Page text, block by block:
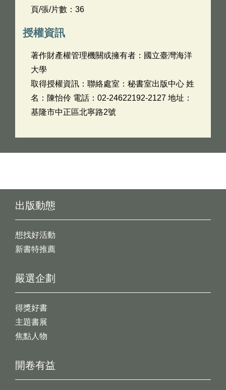
頁/張/片數：36
授權資訊
著作財產權管理機關或擁有者：國立臺灣海洋
大學
取得授權資訊：聯絡處室：秘書室出版中心 姓
名：陳怡伶 電話：02-24622192-2127 地址：
基隆市中正區北寧路2號
出版動態
想找好活動
新書特推薦
開卷有益
嚴選企劃
得獎好書
主題書展
焦點人物